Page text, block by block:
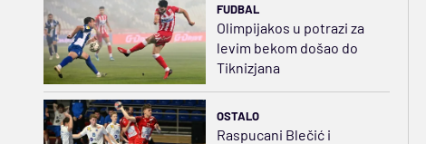
FUDBAL
Olimpijakos u potrazi za
levim bekom došao do
Tiknizjana
OSTALO
Raspucani Blečić i